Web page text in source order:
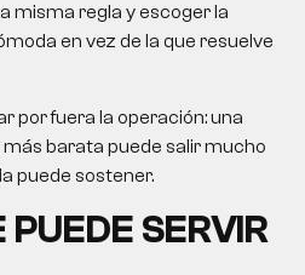
misma regla y escoger la
en vez de la que resuelve
por fuera la operación: una
barata puede salir mucho
puede sostener.
SERVIR